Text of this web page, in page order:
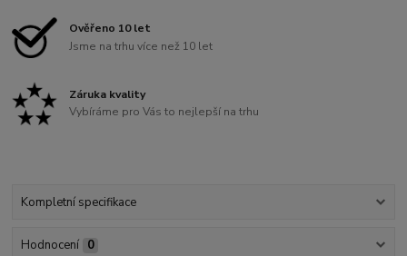
Ověřeno 10 let
Jsme na trhu více než 10 let
Záruka kvality
Vybíráme pro Vás to nejlepší na trhu
Kompletní specifikace
Hodnocení 0